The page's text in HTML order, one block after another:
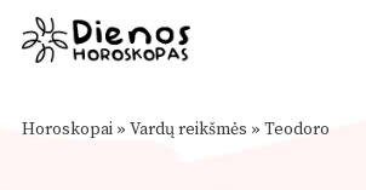
Horoskopai » Vardų reikšmės » Teodoro